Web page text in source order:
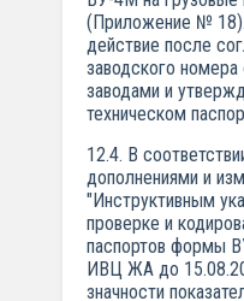
(Приложение №
действие после
заводского
заводами и
техническом
12.4. В
дополнениями и
"Инструктивным
проверке и
паспортов формы
ИВЦ ЖА до
значности